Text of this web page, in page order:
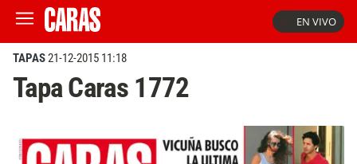
EN VIVO
TAPAS21-12-2015 11:18
Tapa Caras 1772